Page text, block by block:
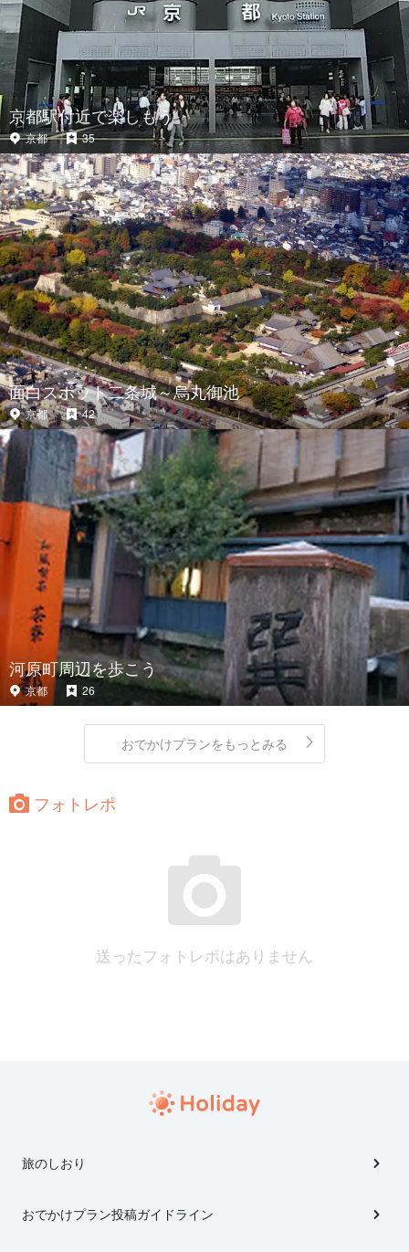
京都駅付近で楽しもう
京都 35
面白スポット二条城～烏丸御池
京都 42
河原町周辺を歩こう
京都 26
おでかけプランをもっとみる
フォトレポ
送ったフォトレポはありません
旅のしおり
おでかけプラン投稿ガイドライン